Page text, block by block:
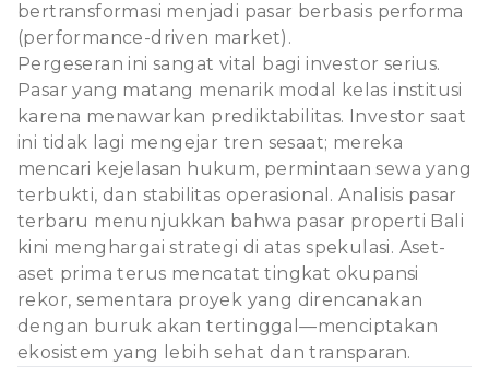
bertransformasi menjadi pasar berbasis performa
(performance-driven market).
Pergeseran ini sangat vital bagi investor serius.
Pasar yang matang menarik modal kelas institusi
karena menawarkan prediktabilitas. Investor saat
ini tidak lagi mengejar tren sesaat; mereka
mencari kejelasan hukum, permintaan sewa yang
terbukti, dan stabilitas operasional. Analisis pasar
terbaru menunjukkan bahwa pasar properti Bali
kini menghargai strategi di atas spekulasi. Aset-
aset prima terus mencatat tingkat okupansi
rekor, sementara proyek yang direncanakan
dengan buruk akan tertinggal—menciptakan
ekosistem yang lebih sehat dan transparan.